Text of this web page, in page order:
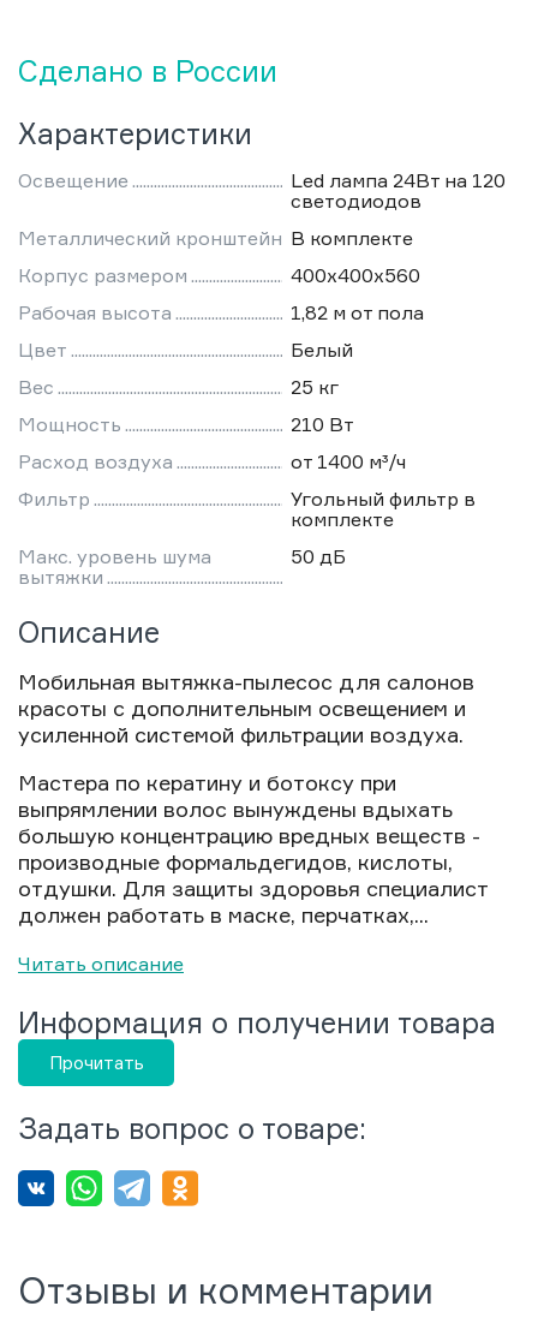
Сделано в России
Характеристики
Освещение
Led лампа 24Вт на 120
светодиодов
Металлический кронштейн В комплекте
Корпус размером
400х400х560
Рабочая высота
1,82 м от пола
Цвет
Белый
Вес
25 кг
Мощность
210 Вт
Расход воздуха
от 1400 м³/ч
Фильтр
Угольный фильтр в
комплекте
Макс. уровень шума
вытяжки
50 дБ
Описание
Мобильная вытяжка-пылесос для салонов
красоты с дополнительным освещением и
усиленной системой фильтрации воздуха.
Мастера по кератину и ботоксу при
выпрямлении волос вынуждены вдыхать
большую концентрацию вредных веществ -
производные формальдегидов, кислоты,
отдушки. Для защиты здоровья специалист
должен работать в маске, перчатках,...
Читать описание
Информация о получении товара
Прочитать
Задать вопрос о товаре:
Отзывы и комментарии